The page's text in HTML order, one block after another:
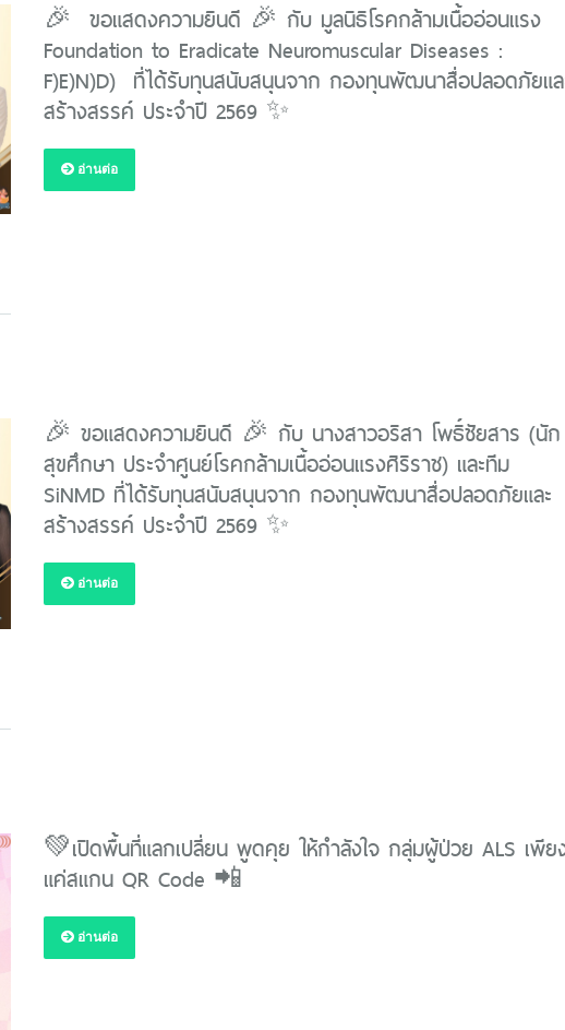
🎉 ขอแสดงความยินดี 🎉 กับ มูลนิธิโรคกล้ามเนื้ออ่อนแรง
Foundation to Eradicate Neuromuscular Diseases :
F)E)N)D) ที่ได้รับทุนสนับสนุนจาก กองทุนพัฒนาสื่อปลอดภัยแล
สร้างสรรค์ ประจำปี 2569 ✨
อ่านต่อ
🎉 ขอแสดงความยินดี 🎉 กับ นางสาวอริสา โพธิ์ชัยสาร (นัก
สุขศึกษา ประจำศูนย์โรคกล้ามเนื้ออ่อนแรงศิริราช) และทีม
SiNMD ที่ได้รับทุนสนับสนุนจาก กองทุนพัฒนาสื่อปลอดภัยและ
สร้างสรรค์ ประจำปี 2569 ✨
อ่านต่อ
💚เปิดพื้นที่แลกเปลี่ยน พูดคุย ให้กำลังใจ กลุ่มผู้ป่วย ALS เพีย
แค่สแกน QR Code 📲
อ่านต่อ